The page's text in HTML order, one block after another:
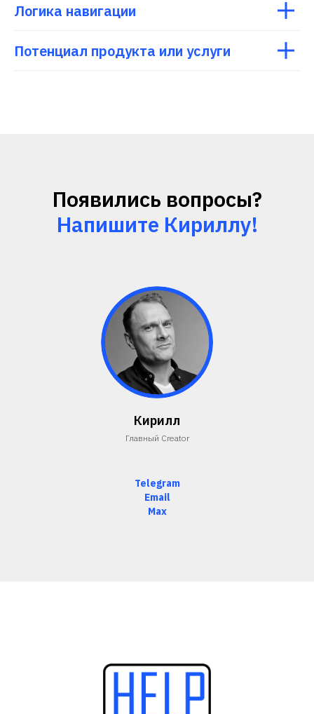
Логика навигации
Потенциал продукта или услуги
Появились вопросы?
Напишите Кириллу!
Кирилл
Главный Creator
Telegram
Email
Мах